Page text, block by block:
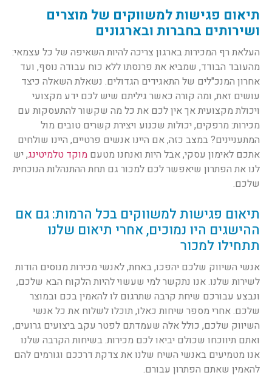
תיאום פגישות למשווקים של מוצרים
ושירותים בחברות ובארגונים
העלאת רף המכירות בארגון צריכה להיות השאיפה של כל עצמאי:
מהעובד הבודד, שמביא את פרנסתו ללא כוח עבודה נוסף, ועד
אחרון המנכ"לים של התאגידים הגדולים. נשאלת השאלה כיצד
עושים זאת, ומה קורה כאשר גיליתם שיש לכם ידע מקצועי
ויכולת מקצועית אך אין לכם את כל מה שקשור להתעסקות עם
מכירות: מרפקים, יכולות שכנוע ויצירת קשרים טובים מול
המתעניינים? במצב כזה, אם היינו אנשים פרטיים, היינו שולחים
אתכם לאימון עסקי, אבל היות ואנחנו מטעם מוקד טלמיטינג, יש
לנו את הפתרון שיאפשר לכם למכור גם תחת ההתנהלות הנוכחית
שלכם.
תיאום פגישות למשווקים בכל הרמות: גם אם
ההישגים היו נמוכים, אחרי תיאום שלנו
תתחילו למכור
אנשי השיווק שלכם יהפכו, באחת, לאנשי מכירות מנוסים הודות
לשירות שלנו. אנו נתקשר למי שעשוי להיות הלקוח הבא שלכם,
ונבצע עבורכם שיחת קרבה שתרגום לו להאמין בכם ובמוצר
שלכם. אחרי מספר שיחות כאלו, תוכלו לשלוח את כל אנשי
השיווק שלכם, כולל אלה שעמדתם לפטר עקב ביצועים גרועים,
ואתם תיווכחו שכולם יביאו לכם מכירות. בשיחות הקרבה שלנו
אנו מטמיעים באנשי השיח שלנו את צדקת דרככם וגורמים להם
להאמין שאתם הפתרון עבורם.